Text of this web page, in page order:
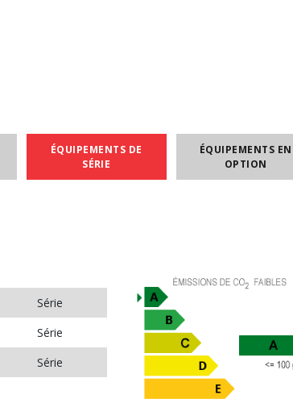
ÉQUIPEMENTS DE
SÉRIE
ÉQUIPEMENTS EN
OPTION
Série
Série
Série